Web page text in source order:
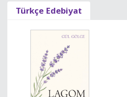
Türkçe Edebiyat